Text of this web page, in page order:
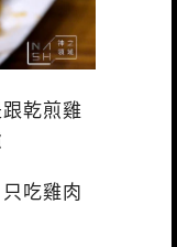
乾煎雞
吃雞肉